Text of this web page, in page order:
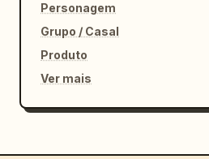
Personagem
Grupo / Casal
Produto
Ver mais